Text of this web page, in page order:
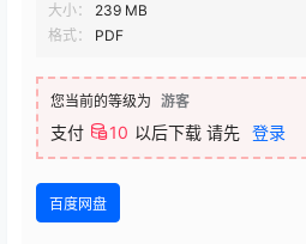
大小：
239 MB
格式：
PDF
您当前的等级为 游客
支付 10 以后下载 请先 登录
百度网盘